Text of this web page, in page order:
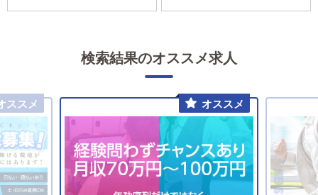
検索結果のオススメ求人